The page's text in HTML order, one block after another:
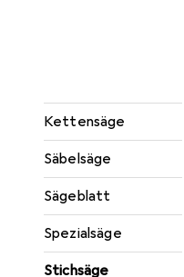
Kettensäge
Säbelsäge
Sägeblatt
Spezialsäge
Stichsäge